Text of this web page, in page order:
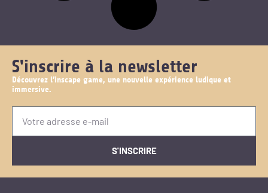
S'inscrire à la newsletter
Découvrez l’inscape game, une nouvelle expérience ludique et
immersive.
S'INSCRIRE